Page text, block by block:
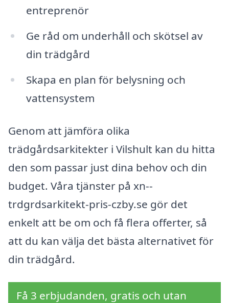
entreprenör
Ge råd om underhåll och skötsel av
din trädgård
Skapa en plan för belysning och
vattensystem
Genom att jämföra olika
trädgårdsarkitekter i Vilshult kan du hitta
den som passar just dina behov och din
budget. Våra tjänster på xn--
trdgrdsarkitekt-pris-czby.se gör det
enkelt att be om och få flera offerter, så
att du kan välja det bästa alternativet för
din trädgård.
Få 3 erbjudanden, gratis och utan